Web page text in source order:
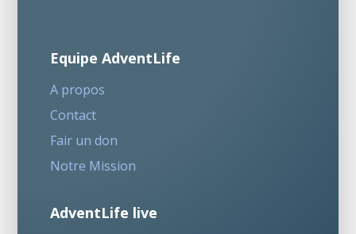
Equipe AdventLife
A propos
Contact
Fair un don
Notre Mission
AdventLife live